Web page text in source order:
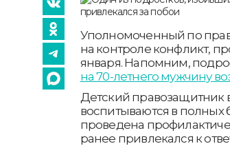
Уполномоченный по
на контроле конфликт,
января. Напомним,
на 70-летнего мужчину
Детский правозащитник
воспитываются в полных
проведена
ранее привлекался к